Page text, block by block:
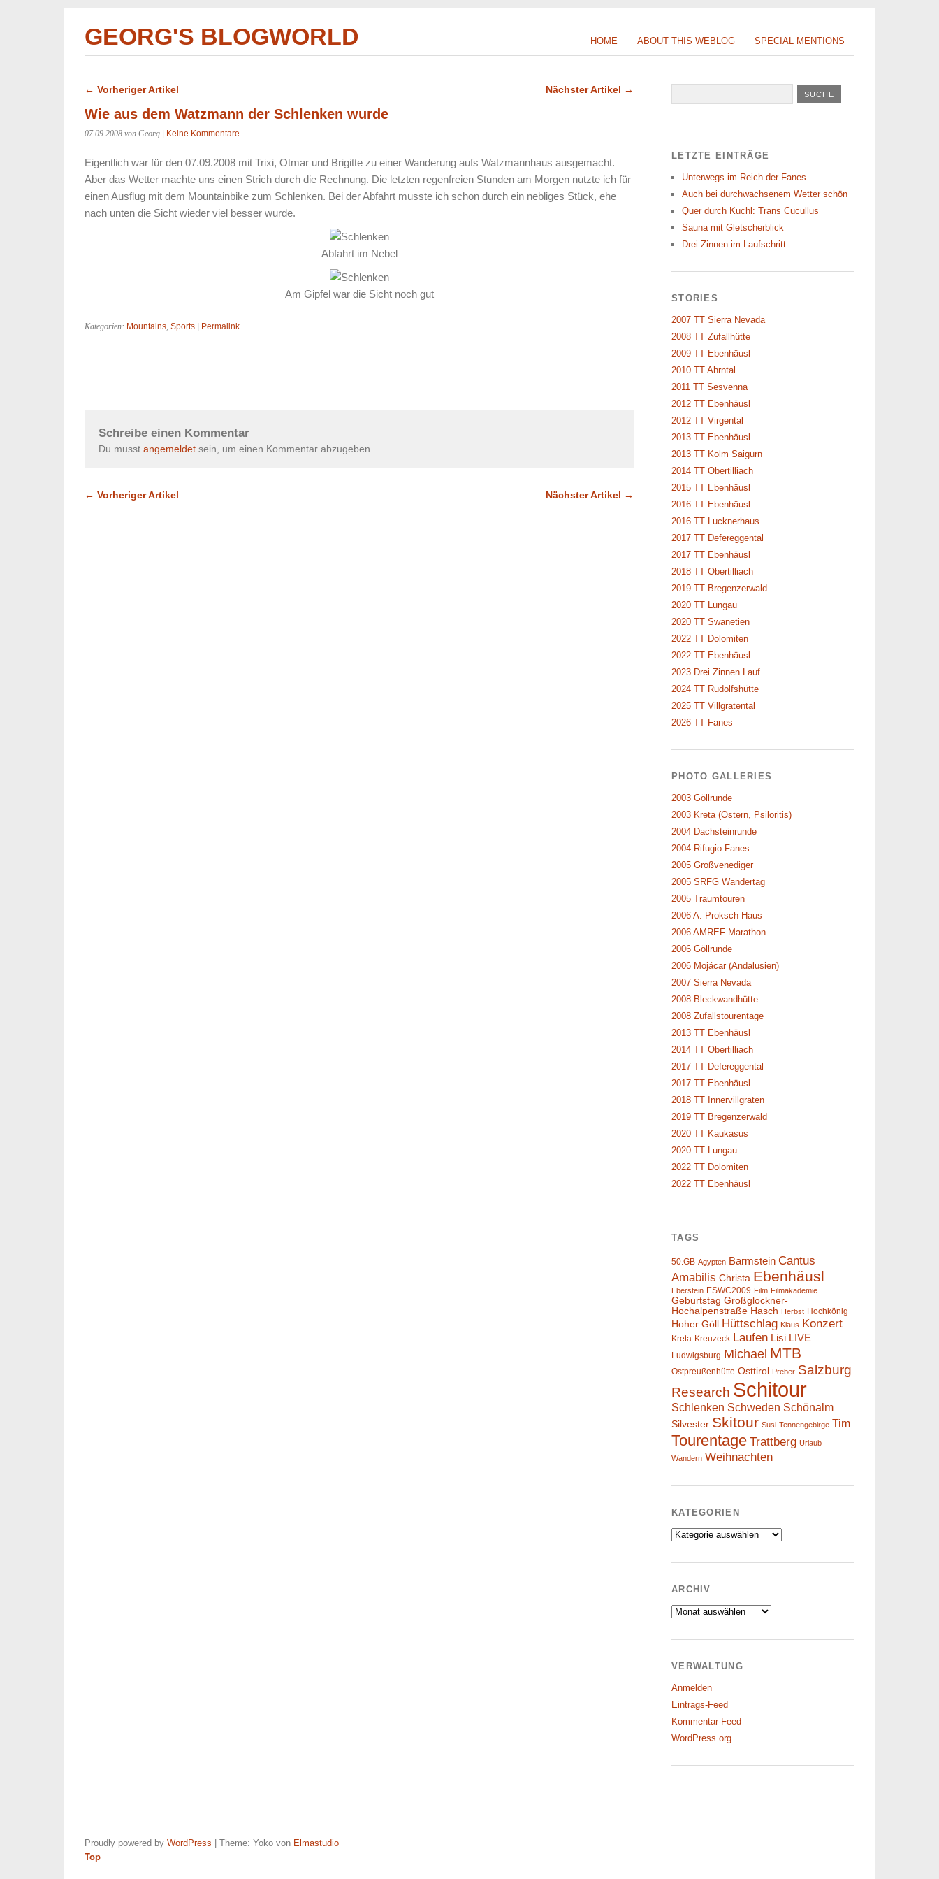
HOME ABOUT THIS WEBLOG SPECIAL MENTIONS
GEORG'S BLOGWORLD
← Vorheriger Artikel Nächster Artikel →
Wie aus dem Watzmann der Schlenken wurde
07.09.2008 von Georg Keine Kommentare
Eigentlich war für den 07.09.2008 mit Trixi, Otmar und Brigitte zu einer Wanderung aufs Watzmannhaus ausgemacht.
Aber das Wetter machte uns einen Strich durch die Rechnung. Die letzten regenfreien Stunden am Morgen nutzte ich für
einen Ausflug mit dem Mountainbike zum Schlenken. Bei der Abfahrt musste ich schon durch ein nebliges Stück, ehe
nach unten die Sicht wieder viel besser wurde.
Abfahrt im Nebel
Am Gipfel war die Sicht noch gut
Kategorien: Mountains, Sports Permalink
Schreibe einen Kommentar
Du musst angemeldet sein, um einen Kommentar abzugeben.
← Vorheriger Artikel Nächster Artikel →
LETZTE EINTRÄGE
Unterwegs im Reich der Fanes
Auch bei durchwachsenem Wetter schön
Quer durch Kuchl: Trans Cucullus
Sauna mit Gletscherblick
Drei Zinnen im Laufschritt
STORIES
2007 TT Sierra Nevada
2008 TT Zufallhütte
2009 TT Ebenhäusl
2010 TT Ahrntal
2011 TT Sesvenna
2012 TT Ebenhäusl
2012 TT Virgental
2013 TT Ebenhäusl
2013 TT Kolm Saigurn
2014 TT Obertilliach
2015 TT Ebenhäusl
2016 TT Ebenhäusl
2016 TT Lucknerhaus
2017 TT Defereggental
2017 TT Ebenhäusl
2018 TT Obertilliach
2019 TT Bregenzerwald
2020 TT Lungau
2020 TT Swanetien
2022 TT Dolomiten
2022 TT Ebenhäusl
2023 Drei Zinnen Lauf
2024 TT Rudolfshütte
2025 TT Villgratental
2026 TT Fanes
PHOTO GALLERIES
2003 Göllrunde
2003 Kreta (Ostern, Psiloritis)
2004 Dachsteinrunde
2004 Rifugio Fanes
2005 Großvenediger
2005 SRFG Wandertag
2005 Traumtouren
2006 A. Proksch Haus
2006 AMREF Marathon
2006 Göllrunde
2006 Mojácar (Andalusien)
2007 Sierra Nevada
2008 Bleckwandhütte
2008 Zufallstourentage
2013 TT Ebenhäusl
2014 TT Obertilliach
2017 TT Defereggental
2017 TT Ebenhäusl
2018 TT Innervillgraten
2019 TT Bregenzerwald
2020 TT Kaukasus
2020 TT Lungau
2022 TT Dolomiten
2022 TT Ebenhäusl
TAGS
50.GB Agypten Barmstein Cantus
Amabilis Christa Ebenhäusl
Eberstein ESWC2009 Film Filmakademie
Geburtstag Großglockner-
Hochalpenstraße Hasch Herbst Hochkönig
Hoher Göll Hüttschlag Klaus Konzert
Kreta Kreuzeck Laufen Lisi LIVE
Ludwigsburg Michael MTB
Ostpreußenhütte Osttirol Preber Salzburg
Research Schitour
Schlenken Schweden Schönalm
Silvester Skitour Susi Tennengebirge Tim
Tourentage Trattberg Urlaub
Wandern Weihnachten
KATEGORIEN
Kategorien
ARCHIV
Archiv
VERWALTUNG
Anmelden
Eintrags-Feed
Kommentar-Feed
WordPress.org
Proudly powered by WordPress Theme: Yoko von Elmastudio
Top